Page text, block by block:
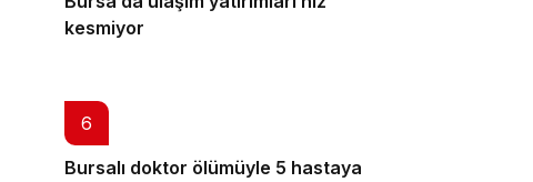
kesmiyor
6
Bursalı doktor ölümüyle 5 hastaya